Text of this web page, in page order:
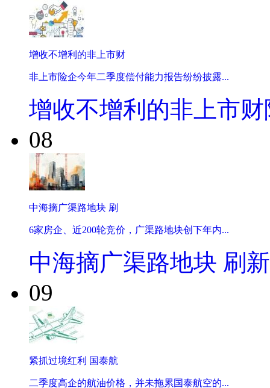
增收不增利的非上市财
非上市险企今年二季度偿付能力报告纷纷披露...
增收不增利的非上市财
08
中海摘广渠路地块 刷
6家房企、近200轮竞价，广渠路地块创下年内...
中海摘广渠路地块 刷
09
紧抓过境红利 国泰航
二季度高企的航油价格，并未拖累国泰航空的...